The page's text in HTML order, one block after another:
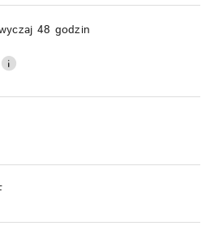
Wyślij
48 godzin